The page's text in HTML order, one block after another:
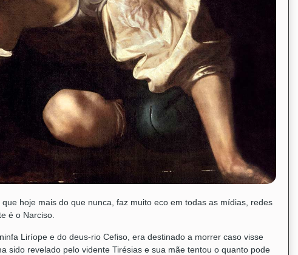
hoje mais do que nunca, faz muito eco em todas as mídias, redes
é o Narciso.
Liríope e do deus-rio Cefiso, era destinado a morrer caso visse
sido revelado pelo vidente Tirésias e sua mãe tentou o quanto pode